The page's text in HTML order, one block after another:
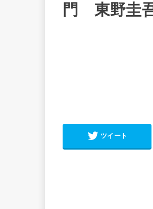
門 東野圭
ツイート